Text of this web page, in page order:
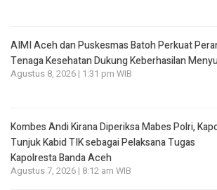
AIMI Aceh dan Puskesmas Batoh Perkuat
Tenaga Kesehatan Dukung Keberhasilan
Agustus 8, 2026 | 1:31 pm WIB
Kombes Andi Kirana Diperiksa Mabes Polri,
Tunjuk Kabid TIK sebagai Pelaksana Tugas
Kapolresta Banda Aceh
Agustus 7, 2026 | 8:12 am WIB